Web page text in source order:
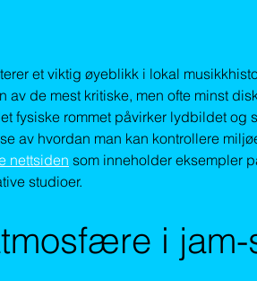
et viktig øyeblikk i lokal
av de mest kritiske, men ofte minst
fysiske rommet påvirker lydbildet og
av hvordan man kan kontrollere
nettsiden som inneholder eksempler
studioer.
i jam-